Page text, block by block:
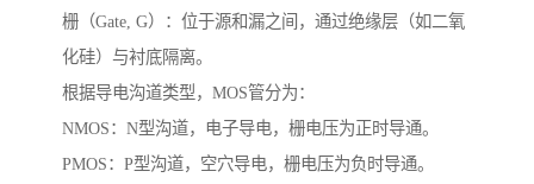
栅（Gate, G）：位于源和漏之间，通过绝缘层（如二氧
化硅）与衬底隔离。
根据导电沟道类型，MOS管分为：
NMOS：N型沟道，电子导电，栅电压为正时导通。
PMOS：P型沟道，空穴导电，栅电压为负时导通。